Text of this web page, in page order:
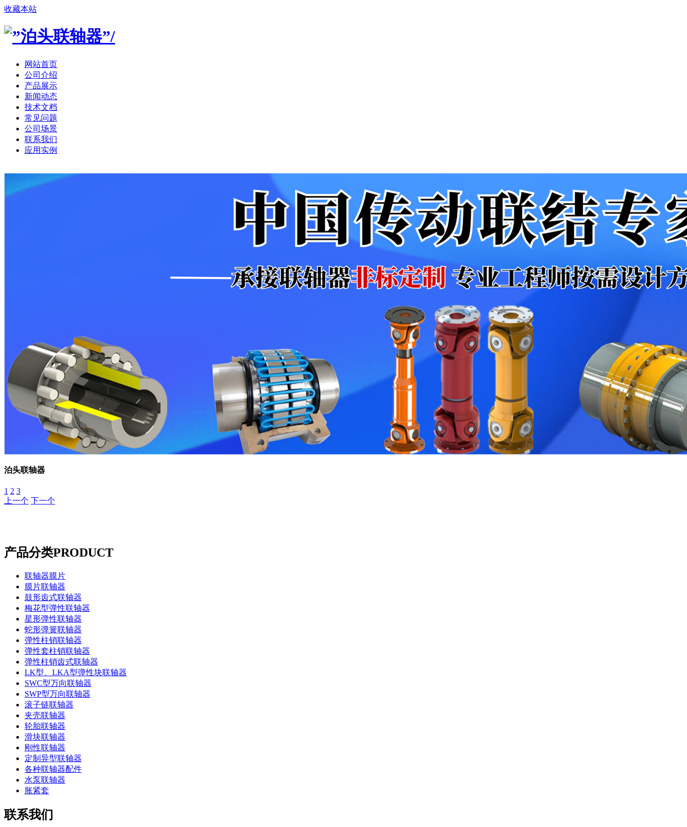
收藏本站
网站首页
公司介绍
产品展示
新闻动态
技术文档
常见问题
公司场景
联系我们
应用实例
泊头联轴器
1 2 3
上一个 下一个
产品分类PRODUCT
联轴器膜片
膜片联轴器
鼓形齿式联轴器
梅花型弹性联轴器
星形弹性联轴器
蛇形弹簧联轴器
弹性柱销联轴器
弹性套柱销联轴器
弹性柱销齿式联轴器
LK型、LKA型弹性块联轴器
SWC型万向联轴器
SWP型万向联轴器
滚子链联轴器
夹壳联轴器
轮胎联轴器
滑块联轴器
刚性联轴器
定制异型联轴器
各种联轴器配件
水泵联轴器
胀紧套
联系我们